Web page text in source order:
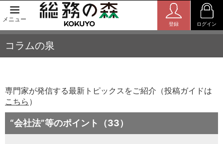
メニュー
登録 ログイン
コラムの泉
専門家が発信する最新トピックスをご紹介（投稿ガイドは
こちら ）
“会社法”等のポイント（33）